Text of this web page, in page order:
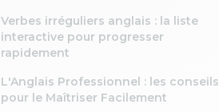
Verbes irréguliers anglais : la liste
interactive pour progresser
rapidement
L'Anglais Professionnel : les conseils
pour le Maîtriser Facilement